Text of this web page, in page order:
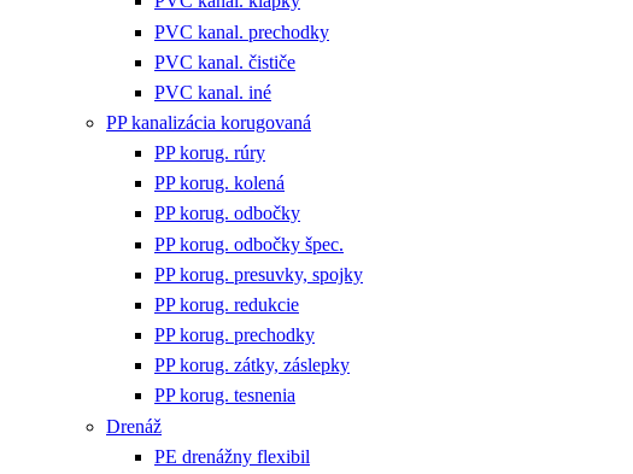
PVC kanal. prechodky
PVC kanal. čističe
PVC kanal. iné
PP kanalizácia korugovaná
PP korug. rúry
PP korug. kolená
PP korug. odbočky
PP korug. odbočky špec.
PP korug. presuvky, spojky
PP korug. redukcie
PP korug. prechodky
PP korug. zátky, záslepky
PP korug. tesnenia
Drenáž
PE drenážny flexibil